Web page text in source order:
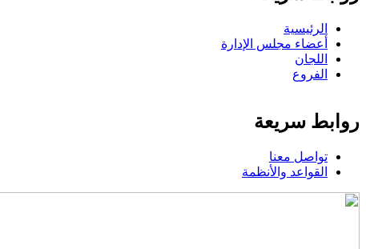
الرئيسية
أعضاء مجلس الإدارة
اللجان
الفروع
روابط سريعة
تواصل معنا
القواعد والأنظمة